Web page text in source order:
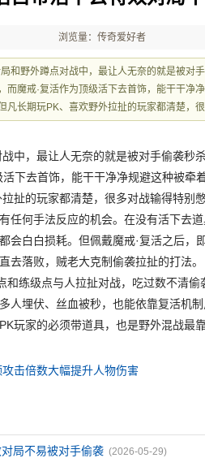
浏览量：传奇爱好者
和野外蹲点对战中，最让人无奈的就是被对
而魔戒·复活作为顶级活下去首饰，能干干净
凡长期玩PK、喜欢野外拉扯的玩家都清楚，
中，最让人无奈的就是被对手偷袭秒
活下去首饰，能干干净净规避这种被牵
扯的玩家都清楚，很多对战输得特别
任何手法反应的机会。在没有活下去
会白白损耗。但佩戴魔戒·复活之后，
去落败，贼老大克制偷袭拉扯的打法。
和练级点与人拉扯对战，吃过数不清
人埋伏、丝血被秒，也能依靠复活机
玩家的必须带道具，也是野外混战最
击倍数大幅提升人物伤害
局不易被对手偷袭 (2026-05-29)